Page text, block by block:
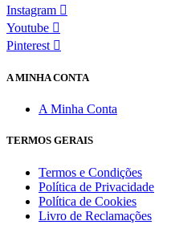
Instagram
Youtube
Pinterest
A MINHA CONTA
A Minha Conta
TERMOS GERAIS
Termos e Condições
Política de Privacidade
Política de Cookies
Livro de Reclamações